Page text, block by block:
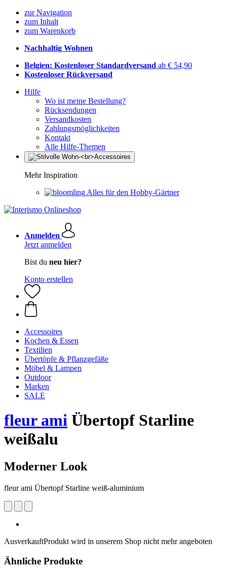
zur Navigation
zum Inhalt
zum Warenkorb
Nachhaltig Wohnen
Belgien: Kostenloser Standardversand ab € 54,90
Kostenloser Rückversand
Hilfe
Wo ist meine Bestellung?
Rücksendungen
Versandkosten
Zahlungsmöglichkeiten
Kontakt
Alle Hilfe-Themen
Mehr Inspiration
Alles für den Hobby-Gärtner
Anmelden
Jetzt anmelden
Bist du neu hier?
Konto erstellen
Accessoires
Kochen & Essen
Textilien
Übertöpfe & Pflanzgefäße
Möbel & Lampen
Outdoor
Marken
SALE
fleur ami Übertopf Starline
weißalu
Moderner Look
fleur ami Übertopf Starline weiß-aluminium
AusverkauftProdukt wird in unserem Shop nicht mehr angeboten
Ähnliche Produkte